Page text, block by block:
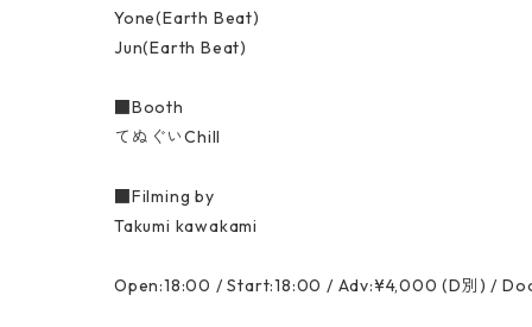
Yone(Earth Beat)
Jun(Earth Beat)
■Booth
てぬぐいChill
■Filming by
Takumi kawakami
Open:18:00 / Start:18:00 / Adv:¥4,000 (D別) /